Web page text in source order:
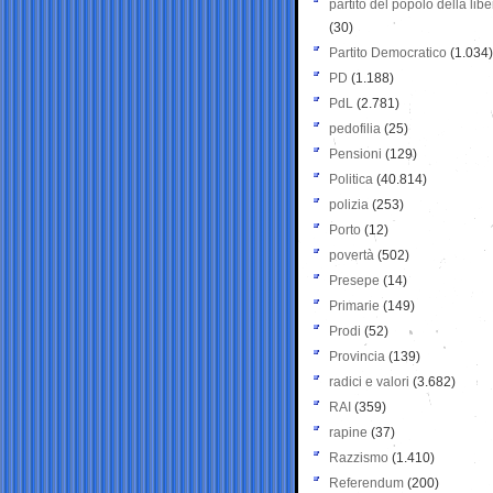
partito del popolo della
(30)
Partito Democratico (1.034)
PD (1.188)
PdL (2.781)
pedofilia (25)
Pensioni (129)
Politica (40.814)
polizia (253)
Porto (12)
povertà (502)
Presepe (14)
Primarie (149)
Prodi (52)
Provincia (139)
radici e valori (3.682)
RAI (359)
rapine (37)
Razzismo (1.410)
Referendum (200)